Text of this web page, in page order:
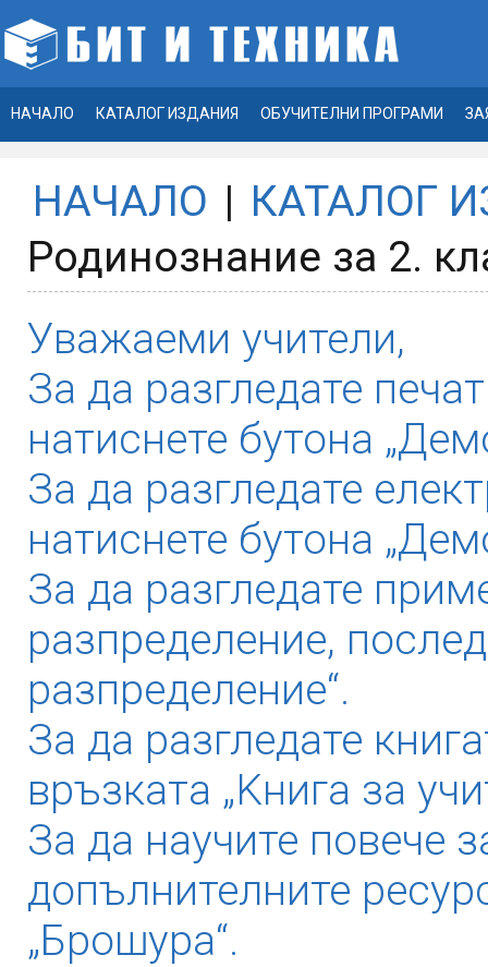
НАЧАЛО КАТАЛОГ ИЗДАНИЯ ОБУЧИТЕЛНИ ПРОГРАМИ
НАЧАЛО | КАТАЛОГ
Родинознание за 2.
Уважаеми учители,
За да разгледате
натиснете бутона
За да разгледате
натиснете бутона
За да разгледате
разпределение,
разпределение“.
За да разгледате
връзката „Kнига за
За да научите повече
допълнителните
„Брошура“.